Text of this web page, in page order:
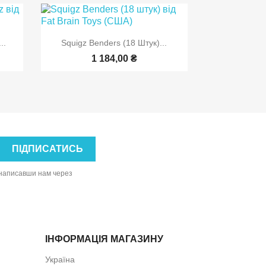
 Швидкий перегляд
Squigz Benders (18 Штук)...
1 184,00 ₴
нам через
ІНФОРМАЦІЯ МАГАЗИНУ
Україна